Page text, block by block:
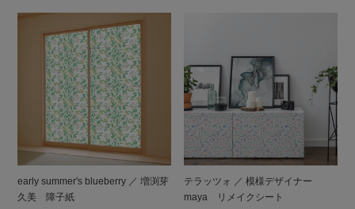
early summer's blueberry ／ 増渕芽
久美 障子紙
テラッツォ ／ 模様デザイナー
maya リメイクシート